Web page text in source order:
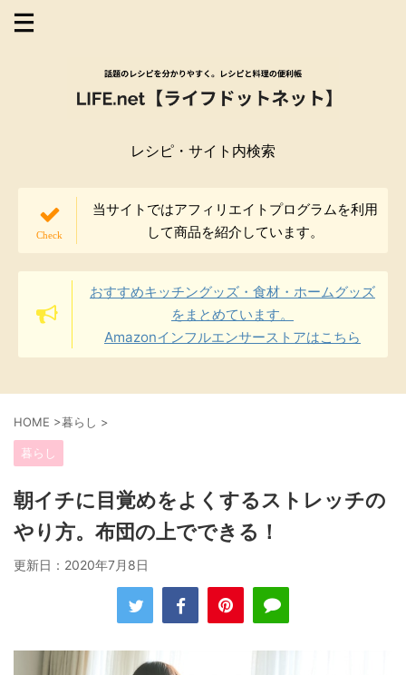
レシピ・サイト内検索
当サイトではアフィリエイトプログラムを利用
して商品を紹介しています。
おすすめキッチングッズ・食材・ホームグッズ
をまとめています。
Amazonインフルエンサーストアはこちら
HOME >暮らし >
暮らし
朝イチに目覚めをよくするストレッチの
やり方。布団の上でできる！
更新日： 2020年7月8日